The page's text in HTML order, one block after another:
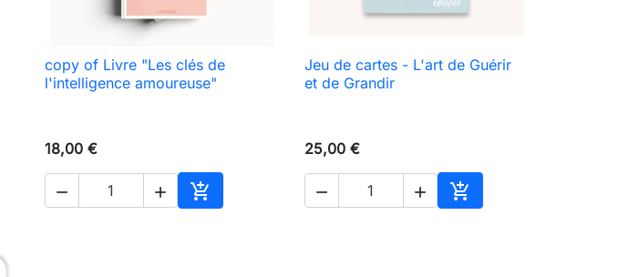
 Vorschau
copy of Livre "Les clés de
l'intelligence amoureuse"
18,00 €
  
In den Warenkorb
 Vorschau
Jeu de cartes - L'art de Guérir
et de Grandir
25,00 €
  
In den Warenkorb